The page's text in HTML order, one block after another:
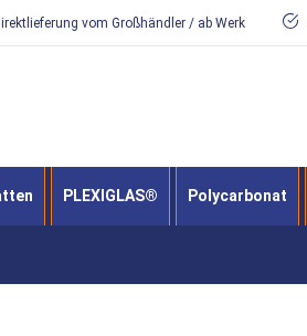
vom Großhändler / ab Werk
PLEXIGLAS® Polycarbonat